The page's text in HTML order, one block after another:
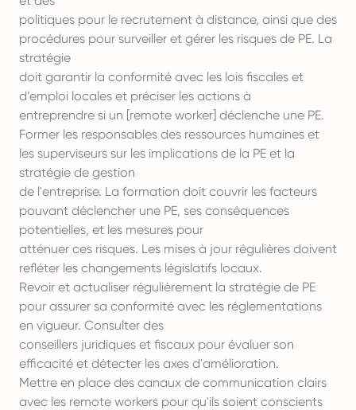
politiques pour le recrutement à distance, ainsi que des
procédures pour surveiller et gérer les risques de PE. La
stratégie
doit garantir la conformité avec les lois fiscales et
d’emploi locales et préciser les actions à
entreprendre si un [remote worker] déclenche une PE.
Former les responsables des ressources humaines et
les superviseurs sur les implications de la PE et la
stratégie de gestion
de l'entreprise. La formation doit couvrir les facteurs
pouvant déclencher une PE, ses conséquences
potentielles, et les mesures pour
atténuer ces risques. Les mises à jour régulières doivent
refléter les changements législatifs locaux.
Revoir et actualiser régulièrement la stratégie de PE
pour assurer sa conformité avec les réglementations
en vigueur. Consulter des
conseillers juridiques et fiscaux pour évaluer son
efficacité et détecter les axes d'amélioration.
Mettre en place des canaux de communication clairs
avec les remote workers pour qu'ils soient conscients